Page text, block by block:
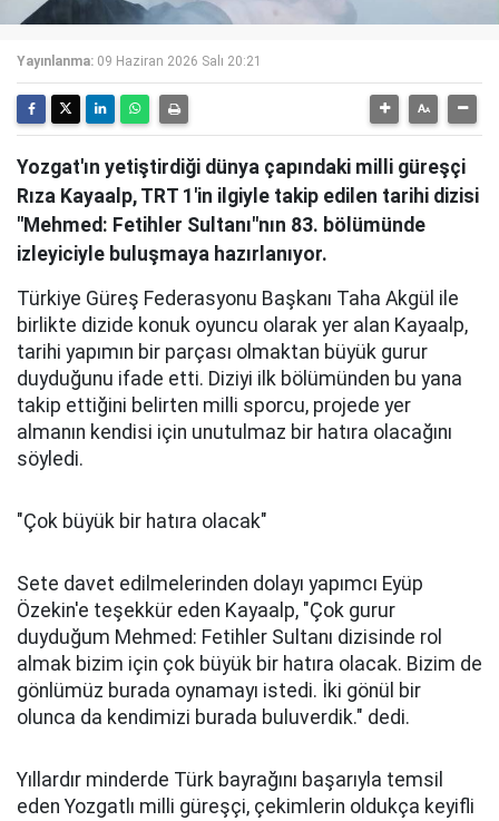
Yayınlanma: 09 Haziran 2026 Salı 20:21
Yozgat'ın yetiştirdiği dünya çapındaki milli güreşçi
Rıza Kayaalp, TRT 1'in ilgiyle takip edilen tarihi dizisi
"Mehmed: Fetihler Sultanı"nın 83. bölümünde
izleyiciyle buluşmaya hazırlanıyor.
Türkiye Güreş Federasyonu Başkanı Taha Akgül ile
birlikte dizide konuk oyuncu olarak yer alan Kayaalp,
tarihi yapımın bir parçası olmaktan büyük gurur
duyduğunu ifade etti. Diziyi ilk bölümünden bu yana
takip ettiğini belirten milli sporcu, projede yer
almanın kendisi için unutulmaz bir hatıra olacağını
söyledi.
"Çok büyük bir hatıra olacak"
Sete davet edilmelerinden dolayı yapımcı Eyüp
Özekin'e teşekkür eden Kayaalp, "Çok gurur
duyduğum Mehmed: Fetihler Sultanı dizisinde rol
almak bizim için çok büyük bir hatıra olacak. Bizim de
gönlümüz burada oynamayı istedi. İki gönül bir
olunca da kendimizi burada buluverdik." dedi.
Yıllardır minderde Türk bayrağını başarıyla temsil
eden Yozgatlı milli güreşçi, çekimlerin oldukça keyifli